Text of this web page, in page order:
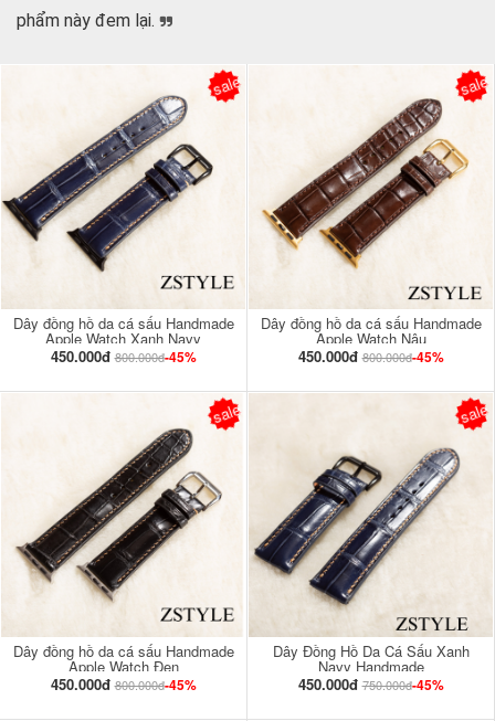
phẩm này đem lại.
Dây đồng hồ da cá sấu Handmade
Apple Watch Xanh Navy
450.000đ 800.000đ-45%
sale
Dây đồng hồ da cá sấu Handmade
Apple Watch Nâu
450.000đ 800.000đ-45%
sale
Dây đồng hồ da cá sấu Handmade
Apple Watch Đen
450.000đ 800.000đ-45%
sale
Dây Đồng Hồ Da Cá Sấu Xanh
Navy Handmade
450.000đ 750.000đ-45%
sale